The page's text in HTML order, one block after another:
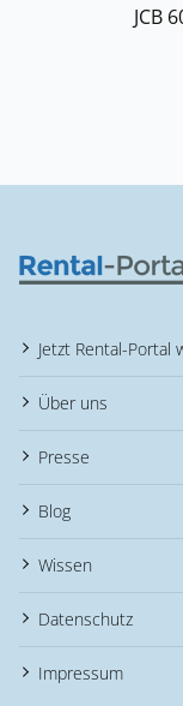
JCB
Jetzt Rental-Portal
Über uns
Presse
Blog
Wissen
Datenschutz
Impressum